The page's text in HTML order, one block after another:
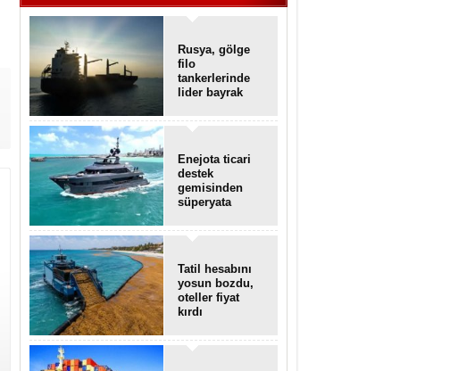
Rusya, gölge
filo
tankerlerinde
lider bayrak
Enejota ticari
destek
gemisinden
süperyata
Tatil hesabını
yosun bozdu,
oteller fiyat
kırdı